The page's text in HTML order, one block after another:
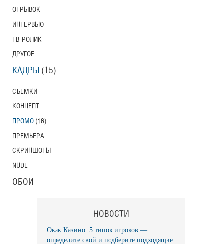
ОТРЫВОК
ИНТЕРВЬЮ
ТВ-РОЛИК
ДРУГОЕ
КАДРЫ (15)
СЪЕМКИ
КОНЦЕПТ
ПРОМО (18)
ПРЕМЬЕРА
СКРИНШОТЫ
NUDE
ОБОИ
НОВОСТИ
Окак Казино: 5 типов игроков —
определите свой и подберите подходящие